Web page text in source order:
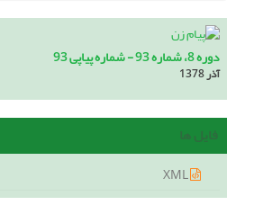
دوره 8، شماره 93 - شماره پیاپی 93
آذر 1378
فایل ها